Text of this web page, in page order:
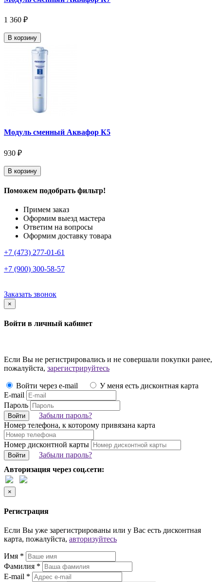
1 360 ₽
В корзину
Модуль сменный Аквафор К5
930 ₽
В корзину
Поможем подобрать фильтр!
Примем заказ
Оформим выезд мастера
Ответим на вопросы
Оформим доставку товара
+7 (473) 277-01-61
+7 (900) 300-58-57
Заказать звонок
×
Войти в личный кабинет
Если Вы не регистрировались и не совершали покупки ранее,
пожалуйста, зарегистрируйтесь
Войти через e-mail
У меня есть дисконтная карта
E-mail
Пароль
Войти
Забыли пароль?
Номер телефона, к которому привязана карта
Номер дисконтной карты
Войти
Забыли пароль?
Авторизация через соц.сети:
×
Регистрация
Если Вы уже зарегистрированы или у Вас есть дисконтная
карта, пожалуйста, авторизуйтесь
Имя *
Фамилия *
E-mail *